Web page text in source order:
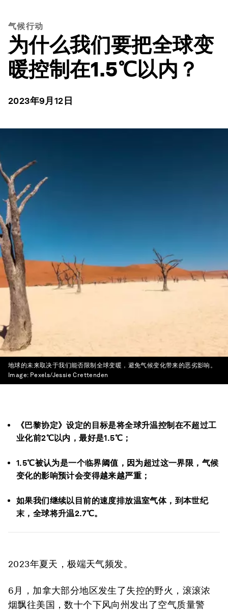
气候行动
为什么我们要把全球变
暖控制在1.5℃以内？
2023年9月12日
地球的未来取决于我们能否限制全球变暖，避免气候变化带来的恶劣影响。
Image: Pexels/Jessie Crettenden
《巴黎协定》设定的目标是将全球升温控制在不超过工
业化前2℃以内，最好是1.5℃；
1.5℃被认为是一个临界阈值，因为超过这一界限，气候
变化的影响预计会变得越来越严重；
如果我们继续以目前的速度排放温室气体，到本世纪
末，全球将升温2.7℃。
2023年夏天，极端天气频发。
6月，加拿大部分地区发生了失控的野火，滚滚浓
烟飘往美国，数十个下风向州发出了空气质量警